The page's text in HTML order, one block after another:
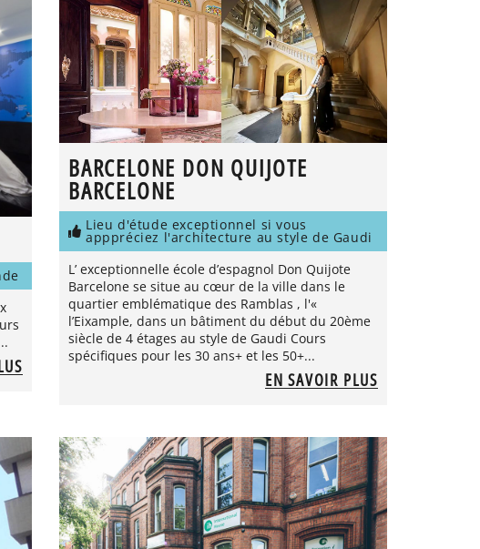
BARCELONE DON QUIJOTE
BARCELONE
Lieu d'étude exceptionnel si vous
apppréciez l'architecture au style de Gaudi
L’ exceptionnelle école d’espagnol Don Quijote
Barcelone se situe au cœur de la ville dans le
quartier emblématique des Ramblas , l'«
l’Eixample, dans un bâtiment du début du 20ème
siècle de 4 étages au style de Gaudi Cours
spécifiques pour les 30 ans+ et les 50+...
EN SAVOIR PLUS